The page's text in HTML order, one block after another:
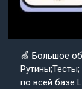
🍏 Большое
по всей базе